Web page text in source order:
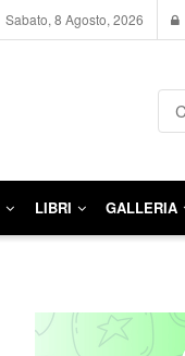
Sabato, 8 Agosto, 2026
LIBRI GALLERIA